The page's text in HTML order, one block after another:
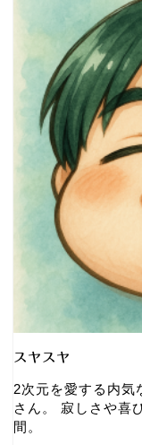
スヤスヤ
2次元を愛する内気
さん。 寂しさや喜
間。